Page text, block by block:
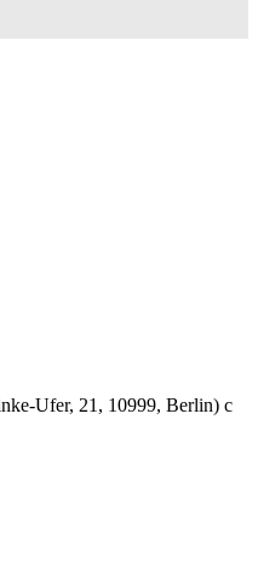
Ufer, 21, 10999, Berlin) с